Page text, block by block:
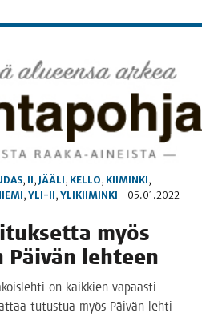
, II, JÄÄLI, KELLO, KIIMINKI,
, YLI-II, YLIKIIMINKI
05.01.2022
myös
Päi­vän lehteen
on kaik­kien vapaas­ti
tutus­tua myös Päi­vän leh­­ti-